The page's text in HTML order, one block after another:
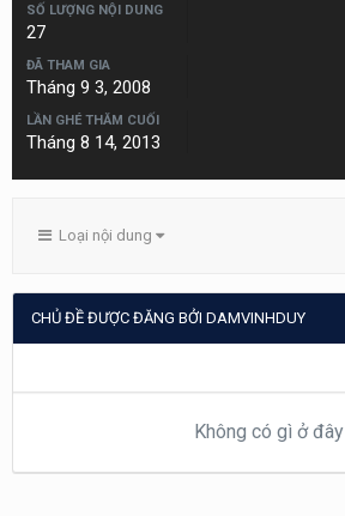
SỐ LƯỢNG NỘI DUNG
27
ĐÃ THAM GIA
Tháng 9 3, 2008
LẦN GHÉ THĂM CUỐI
Tháng 8 14, 2013
Loại nội dung
CHỦ ĐỀ ĐƯỢC ĐĂNG BỞI DAMVINHDUY
Không có gì ở đây